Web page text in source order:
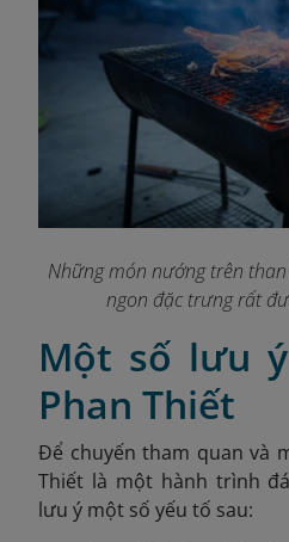
Những món nướng trên
ngon đặc trưng rất
Một số lưu
Phan Thiết
Để chuyến tham quan và
Thiết là một hành trình
lưu ý một số yếu tố sau: